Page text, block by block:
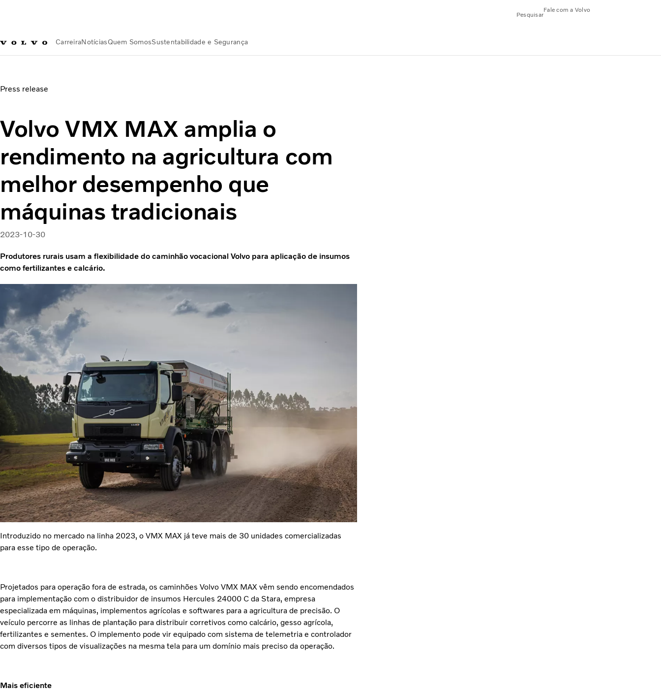
Pesquisar
Fale com a Volvo
CarreiraNotíciasQuem SomosSustentabilidade e Segurança
Press release
Volvo VMX MAX amplia o
rendimento na agricultura com
melhor desempenho que
máquinas tradicionais
2023-10-30
Produtores rurais usam a flexibilidade do caminhão vocacional Volvo para aplicação de insumos
como fertilizantes e calcário.
Introduzido no mercado na linha 2023, o VMX MAX já teve mais de 30 unidades comercializadas
para esse tipo de operação.
Projetados para operação fora de estrada, os caminhões Volvo VMX MAX vêm sendo encomendados
para implementação com o distribuidor de insumos Hercules 24000 C da Stara, empresa
especializada em máquinas, implementos agrícolas e softwares para a agricultura de precisão. O
veículo percorre as linhas de plantação para distribuir corretivos como calcário, gesso agrícola,
fertilizantes e sementes. O implemento pode vir equipado com sistema de telemetria e controlador
com diversos tipos de visualizações na mesma tela para um domínio mais preciso da operação.
Mais eficiente